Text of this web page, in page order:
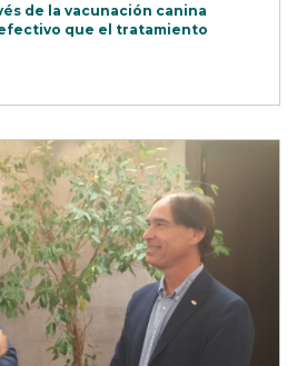
de la vacunación canina
que el tratamiento